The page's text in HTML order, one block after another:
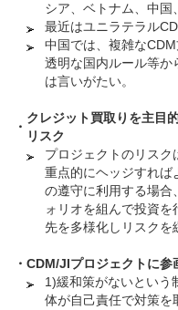
シア、ベトナム、中国
最近はユニラテラル
中国では、複雑な
透明な国内ルール等か
は言いがたい。
・
クレジット買取りを主目
リスク
プロジェクトのリスク
重点的にヘッジすれば
の遵守に利用する場合
ォリオを組んで投資
先を多様化しリスクを
・ CDM/JIプロジェクトに参
1)緩和策がないという
体が自己責任で対策を